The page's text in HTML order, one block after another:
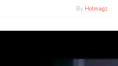
By Hotmagz